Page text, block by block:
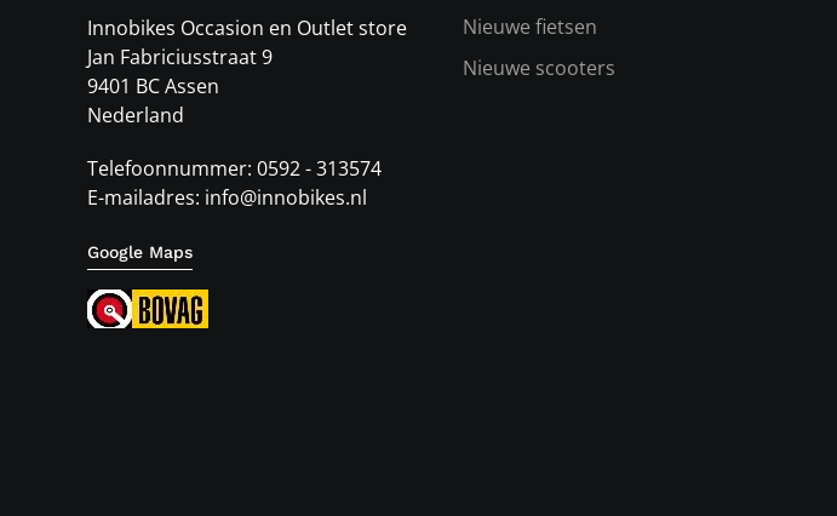
Innobikes Occasion en Outlet store
Jan Fabriciusstraat 9
9401 BC Assen
Nederland
Telefoonnummer: 0592 - 313574
E-mailadres: info@innobikes.nl
Google Maps
Nieuwe fietsen
Nieuwe scooters